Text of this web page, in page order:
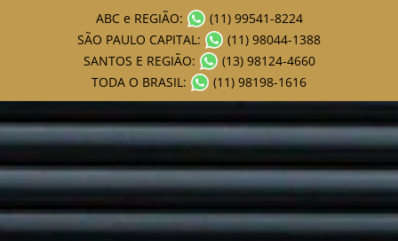
ABC e REGIÃO:
(11) 99541-8224
SÃO PAULO CAPITAL:
(11) 98044-1388
SANTOS E REGIÃO:
(13) 98124-4660
TODA O BRASIL:
(11) 98198-1616